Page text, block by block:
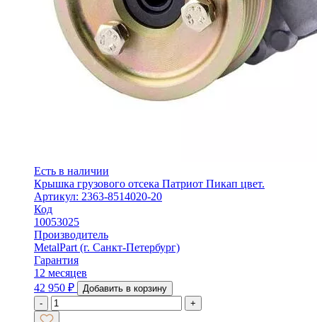
Есть в наличии
Крышка грузового отсека Патриот Пикап цвет.
Артикул: 2363-8514020-20
Код
10053025
Производитель
MetalPart (г. Санкт-Петербург)
Гарантия
12 месяцев
42 950 ₽
Добавить в корзину
-
+